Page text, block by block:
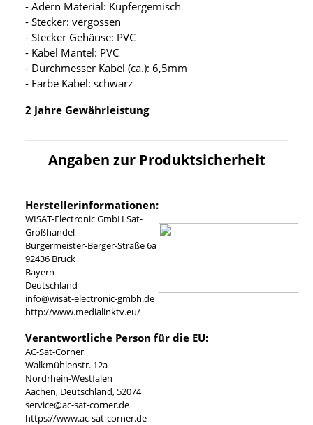
- Adern Material: Kupfergemisch
- Stecker: vergossen
- Stecker Gehäuse: PVC
- Kabel Mantel: PVC
- Durchmesser Kabel (ca.): 6,5mm
- Farbe Kabel: schwarz
2 Jahre Gewährleistung
Angaben zur Produktsicherheit
Herstellerinformationen:
WISAT-Electronic GmbH Sat-
Großhandel
Bürgermeister-Berger-Straße 6a
92436 Bruck
Bayern
Deutschland
info@wisat-electronic-gmbh.de
http://www.medialinktv.eu/
Verantwortliche Person für die EU:
AC-Sat-Corner
Walkmühlenstr. 12a
Nordrhein-Westfalen
Aachen, Deutschland, 52074
service@ac-sat-corner.de
https://www.ac-sat-corner.de